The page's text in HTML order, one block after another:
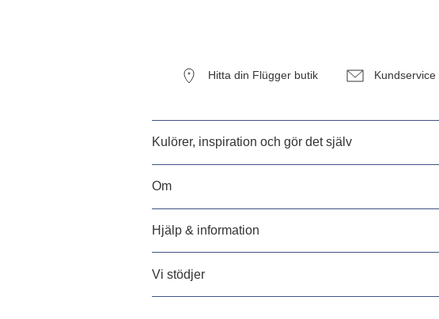
Hitta din Flügger butik Kundservice
Kulörer, inspiration och gör det själv
Om
Hjälp & information
Vi stödjer